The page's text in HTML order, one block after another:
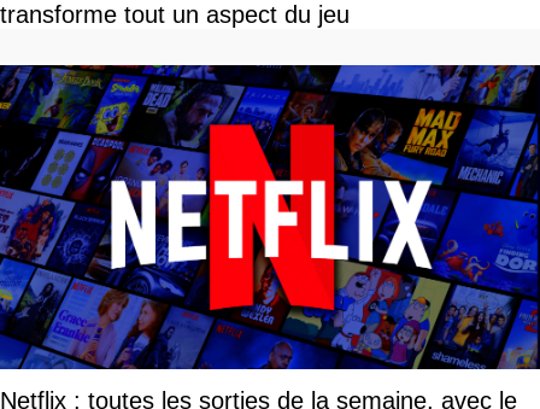
transforme tout un aspect du jeu
Netflix : toutes les sorties de la semaine, avec le